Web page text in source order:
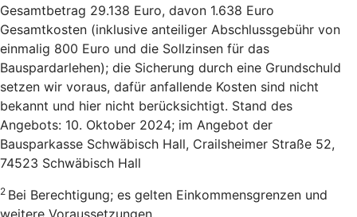
Gesamtbetrag 29.138 Euro, davon 1.638 Euro
Gesamtkosten (inklusive anteiliger Abschlussgebühr von
einmalig 800 Euro und die Sollzinsen für das
Bauspardarlehen); die Sicherung durch eine Grundschuld
setzen wir voraus, dafür anfallende Kosten sind nicht
bekannt und hier nicht berücksichtigt. Stand des
Angebots: 10. Oktober 2024; im Angebot der
Bausparkasse Schwäbisch Hall, Crailsheimer Straße 52,
74523 Schwäbisch Hall
2 Bei Berechtigung; es gelten Einkommensgrenzen und
weitere Voraussetzungen.